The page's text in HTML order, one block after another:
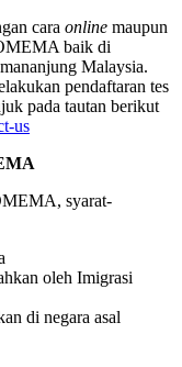
cara online maupun
baik di
Malaysia.
pendaftaran tes
pada tautan berikut
us
syarat-
oleh Imigrasi
di negara asal